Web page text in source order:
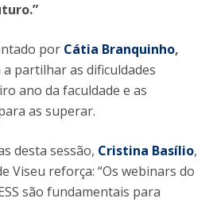
por Cátia Branquinho,
partilhar as dificuldades
ano da faculdade e as
as superar.
desta sessão, Cristina Basílio,
Viseu reforça: “Os webinars do
são fundamentais para